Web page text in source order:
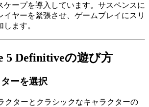
ケープを導入しています。サスペンスに
イヤーを緊張させ、ゲームプレイにスリ
ます。
5 Definitiveの遊び方
ーを選択
クターとクラシックなキャラクターの